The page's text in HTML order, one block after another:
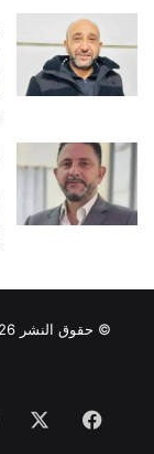
© حقوق النشر 2026، جميع الحقوق محفوظة |
فيسبوك